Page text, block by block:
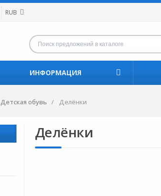
RUB
ИНФОРМАЦИЯ
Детская обувь Делёнки
Делёнки